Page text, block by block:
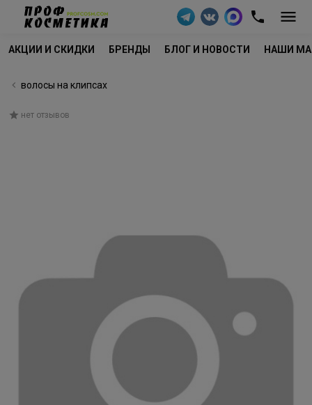
АКЦИИ И СКИДКИ БРЕНДЫ БЛОГ И НОВОСТИ НАШИ
волосы на клипсах
нет отзывов